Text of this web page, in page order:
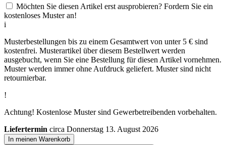
Möchten Sie diesen Artikel erst ausprobieren? Fordern Sie ein
kostenloses Muster an!
i
Musterbestellungen bis zu einem Gesamtwert von unter 5 € sind
kostenfrei. Musterartikel über diesem Bestellwert werden
ausgebucht, wenn Sie eine Bestellung für diesen Artikel vornehmen.
Muster werden immer ohne Aufdruck geliefert. Muster sind nicht
retournierbar.
!
Achtung! Kostenlose Muster sind Gewerbetreibenden vorbehalten.
Liefertermin circa Donnerstag 13. August 2026
In meinen Warenkorb